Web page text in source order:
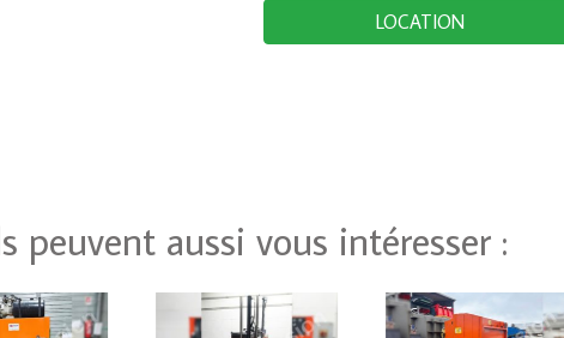
peuvent aussi vous intéresser :